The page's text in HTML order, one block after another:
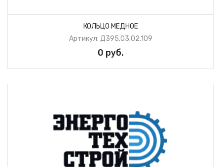
КОЛЬЦО МЕДНОЕ
Артикул: Д395.03.02.109
0 руб.